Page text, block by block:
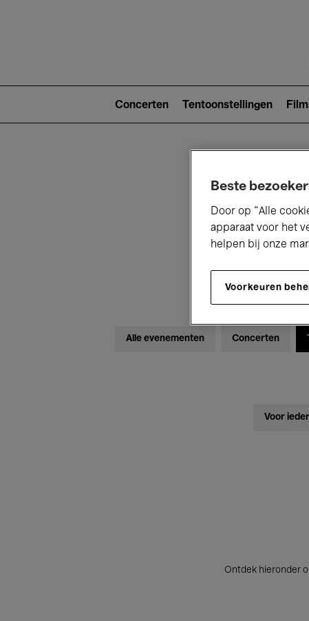
2)
Concerten Tentoonstellingen
Alle evenementen Concerten
Voor
Ontdek hieronder
Beste
Door op “Alle
apparaat voor het
helpen bij onze
Voorkeuren